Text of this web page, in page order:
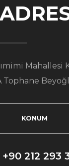
Mahallesi
Tophane
KONUM
+90 212 293